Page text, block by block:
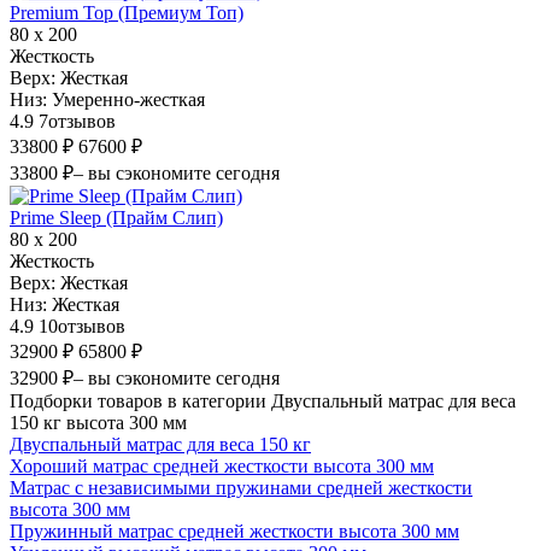
Premium Top (Премиум Топ)
80 х 200
Жесткость
Верх: Жесткая
Низ: Умеренно-жесткая
4.9 7отзывов
33800 ₽ 67600 ₽
33800 ₽– вы сэкономите сегодня
Prime Sleep (Прайм Слип)
80 х 200
Жесткость
Верх: Жесткая
Низ: Жесткая
4.9 10отзывов
32900 ₽ 65800 ₽
32900 ₽– вы сэкономите сегодня
Подборки товаров в категории Двуспальный матрас для веса
150 кг высота 300 мм
Двуспальный матрас для веса 150 кг
Хороший матрас средней жесткости высота 300 мм
Матрас с независимыми пружинами средней жесткости
высота 300 мм
Пружинный матрас средней жесткости высота 300 мм